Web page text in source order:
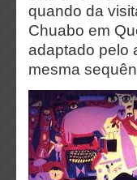
quando da
Chuabo em
adaptado pelo
mesma